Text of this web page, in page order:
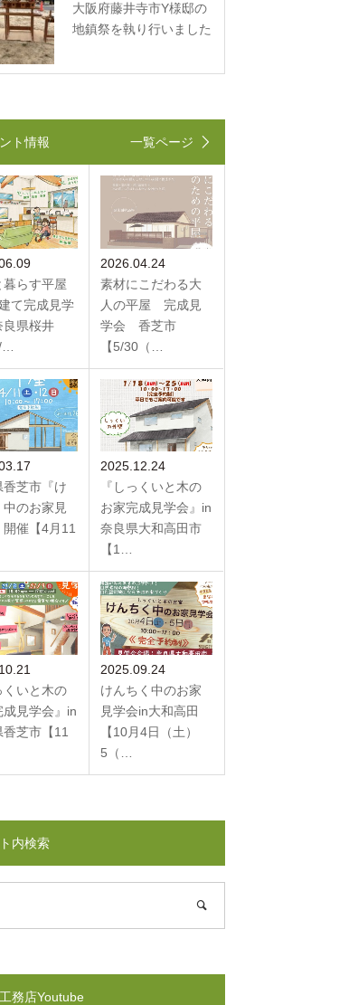
大阪府藤井寺市Y様邸の
地鎮祭を執り行いました
ト情報 一覧ページ
暮らす平屋
て完成見学
県桜井
2026.04.24
素材にこだわる大
人の平屋 完成見
学会 香芝市
【5/30（…
香芝市『け
中のお家見
開催【4月11
2025.12.24
『しっくいと木の
お家完成見学会』in
奈良県大和高田市
【1…
くいと木の
成見学会』in
芝市【11
2025.09.24
けんちく中のお家
見学会in大和高田
【10月4日（土）
5（…
内検索
務店Youtube